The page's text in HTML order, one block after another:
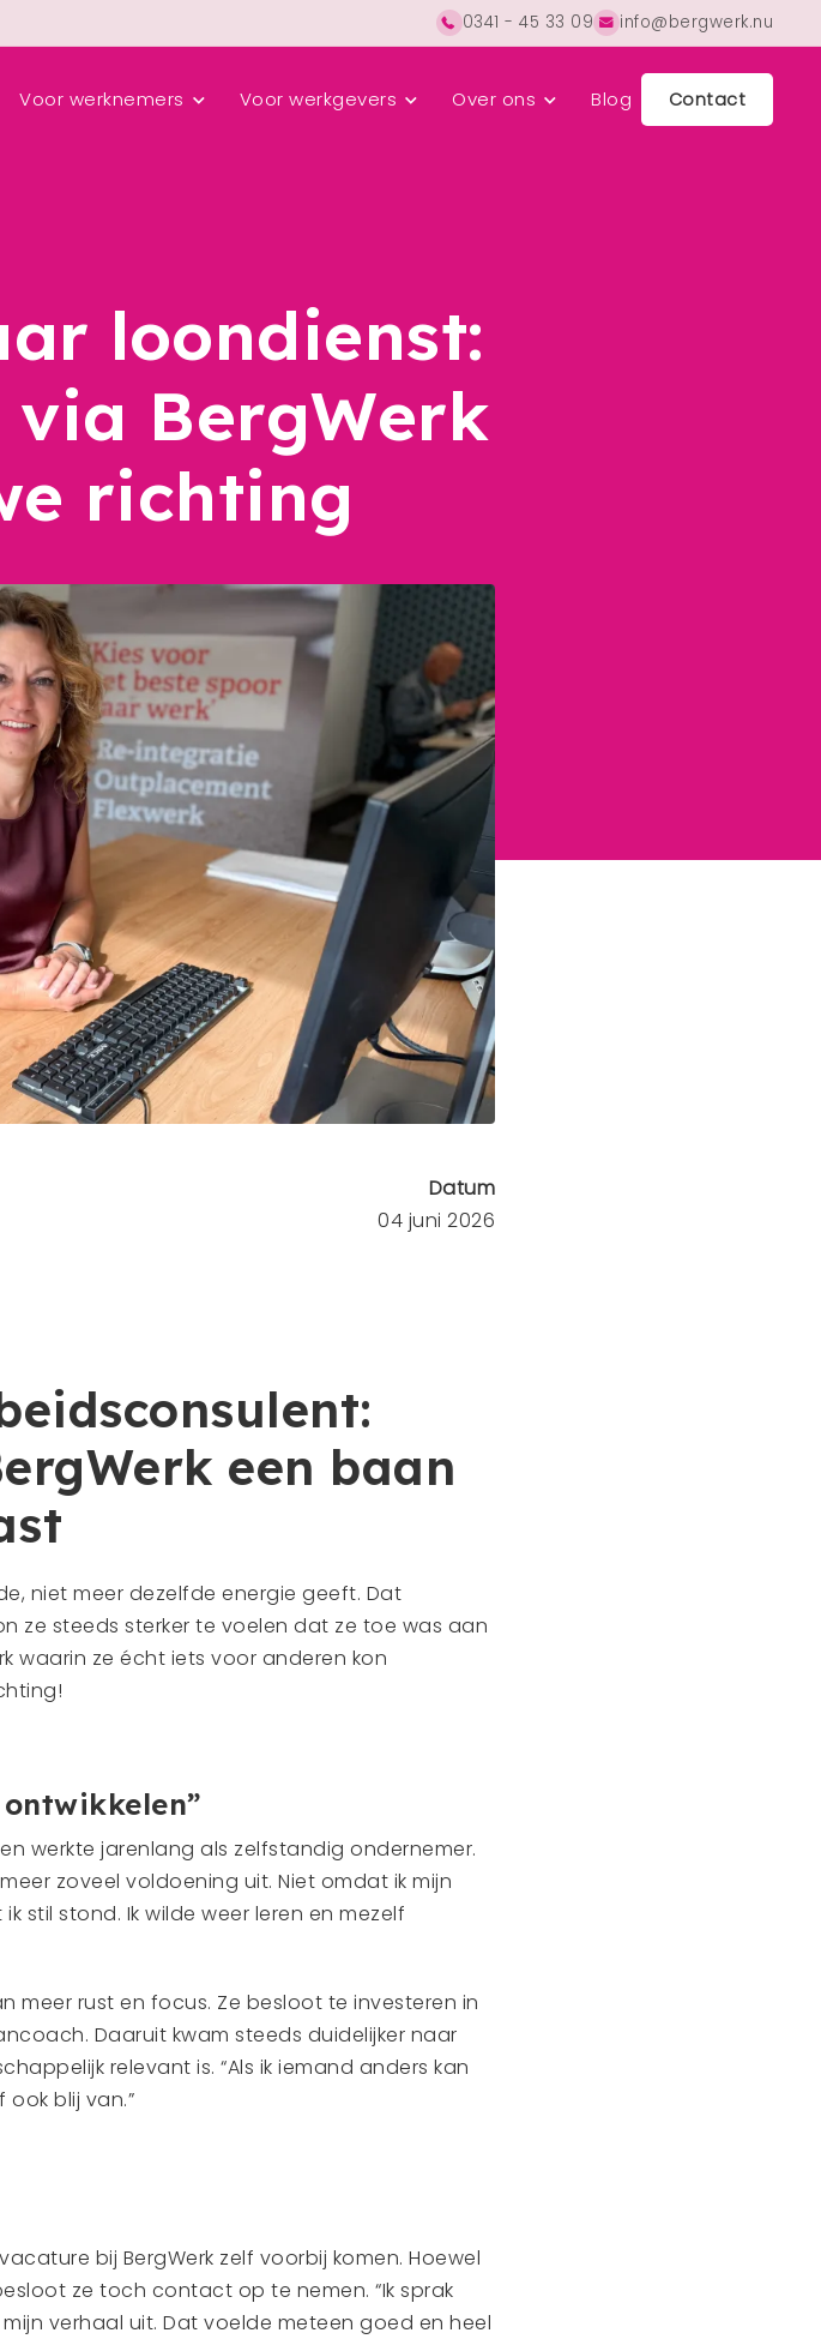
0341 - 45 33 09 info@bergwerk.nu
Voor werknemers Voor werkgevers Over ons Blog Contact
loondienst:
BergWerk
richting
Datum
04 juni 2026
een baan
niet meer dezelfde energie geeft. Dat
ze steeds sterker te voelen dat ze toe was aan
waarin ze écht iets voor anderen kon
werkte jarenlang als zelfstandig ondernemer.
zoveel voldoening uit. Niet omdat ik mijn
stil stond. Ik wilde weer leren en mezelf
meer rust en focus. Ze besloot te investeren in
Daaruit kwam steeds duidelijker naar
relevant is. “Als ik iemand anders kan
blij van.”
bij BergWerk zelf voorbij komen. Hoewel
ze toch contact op te nemen. “Ik sprak
verhaal uit. Dat voelde meteen goed en heel